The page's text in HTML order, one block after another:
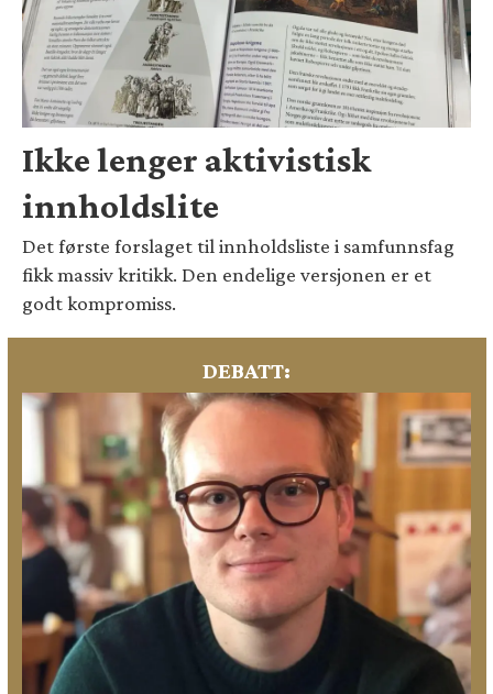
Ikke lenger aktivistisk
innholdslite
Det første forslaget til innholdsliste i samfunnsfag
fikk massiv kritikk. Den endelige versjonen er et
godt kompromiss.
DEBATT: